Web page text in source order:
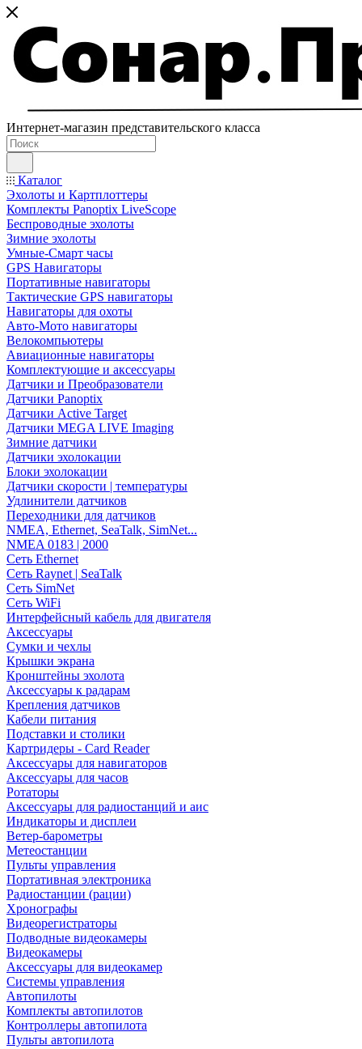
Интернет-магазин представительского класса
Каталог
Эхолоты и Картплоттеры
Комплекты Panoptix LiveScope
Беспроводные эхолоты
Зимние эхолоты
Умные-Смарт часы
GPS Навигаторы
Портативные навигаторы
Тактические GPS навигаторы
Навигаторы для охоты
Авто-Мото навигаторы
Велокомпьютеры
Авиационные навигаторы
Комплектующие и аксессуары
Датчики и Преобразователи
Датчики Panoptix
Датчики Active Target
Датчики MEGA LIVE Imaging
Зимние датчики
Датчики эхолокации
Блоки эхолокации
Датчики скорости | температуры
Удлинители датчиков
Переходники для датчиков
NMEA, Ethernet, SeaTalk, SimNet...
NMEA 0183 | 2000
Сеть Ethernet
Сеть Raynet | SeaTalk
Сеть SimNet
Сеть WiFi
Интерфейсный кабель для двигателя
Аксессуары
Сумки и чехлы
Крышки экрана
Кронштейны эхолота
Аксессуары к радарам
Крепления датчиков
Кабели питания
Подставки и столики
Картридеры - Card Reader
Аксессуары для навигаторов
Аксессуары для часов
Ротаторы
Аксессуары для радиостанций и аис
Индикаторы и дисплеи
Ветер-барометры
Метеостанции
Пульты управления
Портативная электроника
Радиостанции (рации)
Хронографы
Видеорегистраторы
Подводные видеокамеры
Видеокамеры
Аксессуары для видеокамер
Системы управления
Автопилоты
Комплекты автопилотов
Контроллеры автопилота
Пульты автопилота